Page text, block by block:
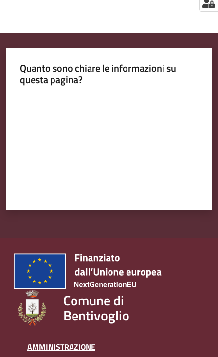
Quanto sono chiare le informazioni su
questa pagina?
Comune di
Bentivoglio
AMMINISTRAZIONE